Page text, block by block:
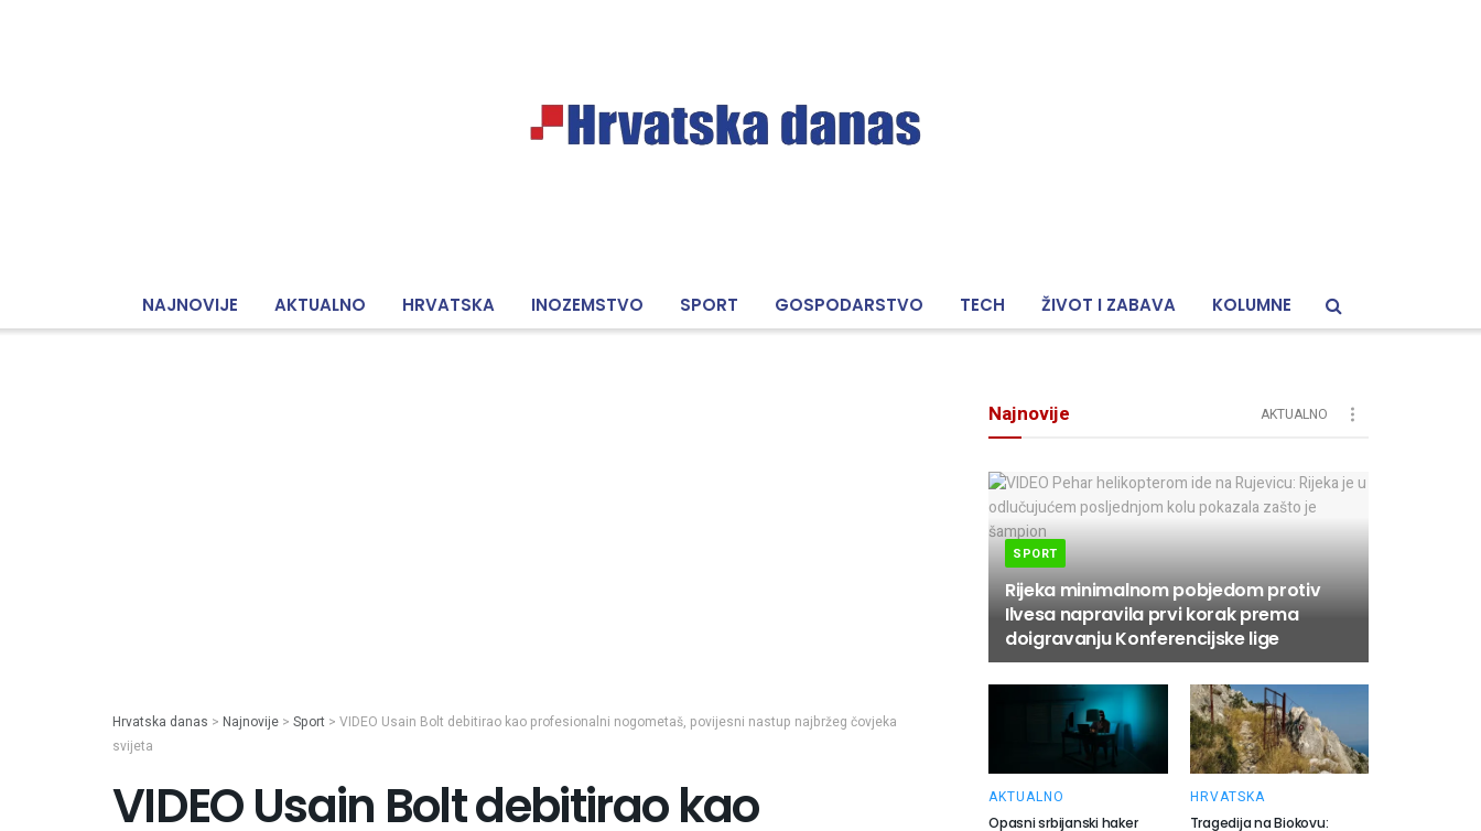
NAJNOVIJE AKTUALNO HRVATSKA INOZEMSTVO SPORT GOSPODARSTVO TECH ŽIVOT I ZABAVA KOLUMNE
Hrvatska danas > Najnovije > Sport > VIDEO Usain Bolt debitirao kao profesionalni nogometaš, povijesni nastup najbržeg čovjeka
svijeta
VIDEO Usain Bolt debitirao kao
Najnovije AKTUALNO
SPORT
Rijeka minimalnom pobjedom protiv
Ilvesa napravila prvi korak prema
doigravanju Konferencijske lige
AKTUALNO
Opasni srbijanski haker
HRVATSKA
Tragedija na Biokovu: